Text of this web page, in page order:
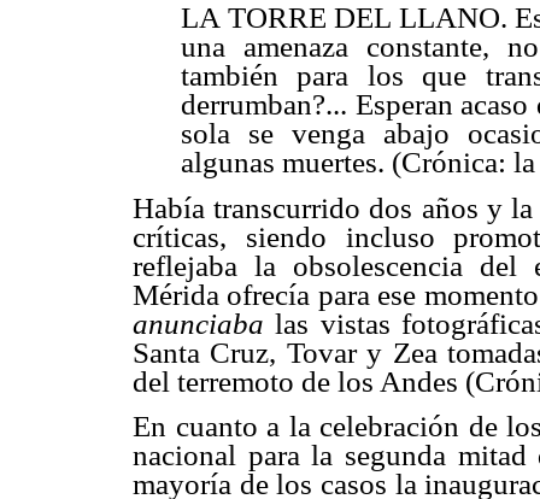
LA TORRE DEL LLANO.
una amenaza constante,
también para los que
derrumban?... Esperan
sola se venga abajo
algunas muertes. (Crónica:
Había transcurrido dos años y
críticas, siendo incluso
reflejaba la obsolescencia
Mérida ofrecía para ese
anunciabalas vistas
Santa Cruz, Tovar y Zea
del terremoto de los Andes
En cuanto a la celebración de
nacional para la segunda
mayoría de los casos la